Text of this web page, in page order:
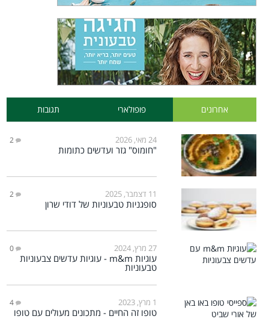
אחרונים פופולארי תגובות
24 מאי, 2026 2
"חומוס" גזר ועדשים כתומות
11 דצמבר, 2025 2
סופגניות טבעוניות של דודי שרון
27 מרץ, 2024 0
עוגיות m&m - עוגיות עדשים צבעוניות
טבעוניות
1 מרץ, 2023 4
טופו זה החיים - מתכונים מעולים עם טופו